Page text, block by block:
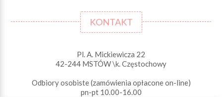
KONTAKT
Pl. A. Mickiewicza 22
42-244 MSTÓW \k. Częstochowy
Odbiory osobiste (zamówienia opłacone on-line)
pn-pt 10.00-16.00